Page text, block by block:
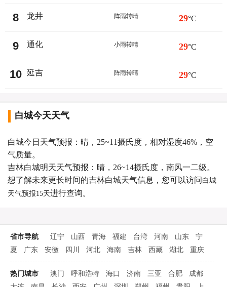
8 龙井 阵雨转晴 29°C
9 通化 小雨转晴 29°C
10 延吉 阵雨转晴 29°C
白城今天天气
白城今日天气预报：晴，25~11摄氏度，相对湿度46%，空
气质量。
吉林白城明天天气预报：晴，26~14摄氏度，南风一二级。
想了解未来更长时间的吉林白城天气信息，您可以访问 白城
天气预报15天进行查询。
省市导航 辽宁 山西 青海 福建 台湾 河南 山东
宁
夏
广东 安徽 四川 河北 海南 吉林 西藏 湖北 重庆
热门城市 澳门 呼和浩特 海口 济南 三亚 合肥
成都